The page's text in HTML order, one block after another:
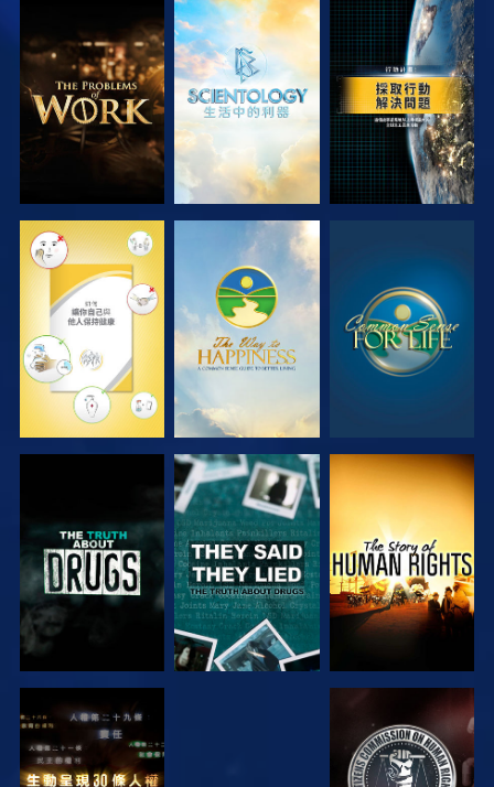
探索系列節目 探索系列節目 觀看
觀看 觀看 觀看
觀看 觀看 觀看
觀看 觀看